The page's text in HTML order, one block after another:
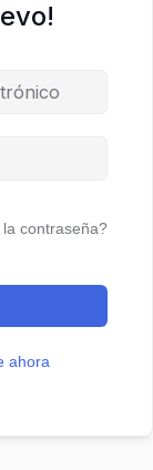
contraseña?
ahora